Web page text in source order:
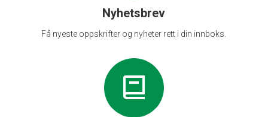
Nyhetsbrev
Få nyeste oppskrifter og nyheter rett i din innboks.